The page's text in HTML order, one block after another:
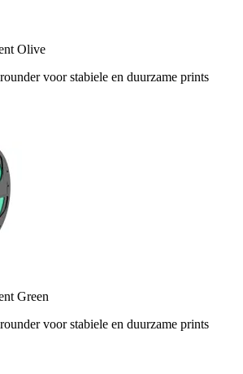
Olive
voor stabiele en duurzame prints
Green
voor stabiele en duurzame prints